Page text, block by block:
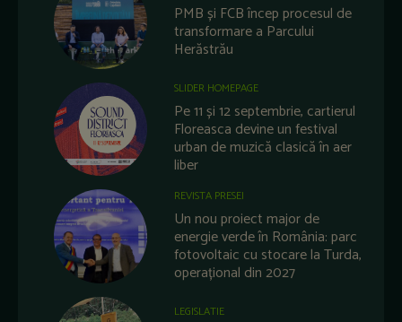
PMB și FCB încep procesul de
transformare a Parcului
Herăstrău
SLIDER HOMEPAGE
Pe 11 și 12 septembrie, cartierul
Floreasca devine un festival
urban de muzică clasică în aer
liber
REVISTA PRESEI
Un nou proiect major de
energie verde în România: parc
fotovoltaic cu stocare la Turda,
operațional din 2027
LEGISLATIE